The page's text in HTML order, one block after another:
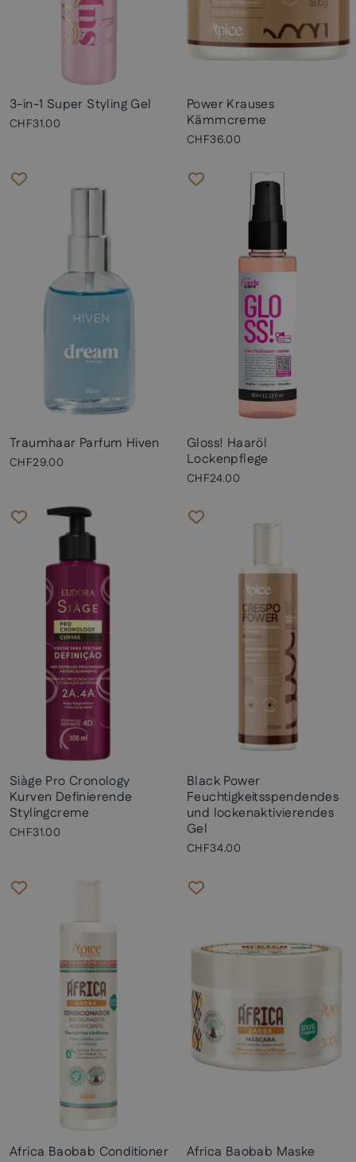
3-in-1 Super Styling Gel
CHF31.00
Power Krauses
Kämmcreme
CHF36.00
Traumhaar Parfum Hiven
CHF29.00
Gloss! Haaröl
Lockenpflege
CHF24.00
Siàge Pro Cronology
Kurven Definierende
Stylingcreme
CHF31.00
Black Power
Feuchtigkeitsspendendes
und lockenaktivierendes
Gel
CHF34.00
Africa Baobab Conditioner Africa Baobab Maske